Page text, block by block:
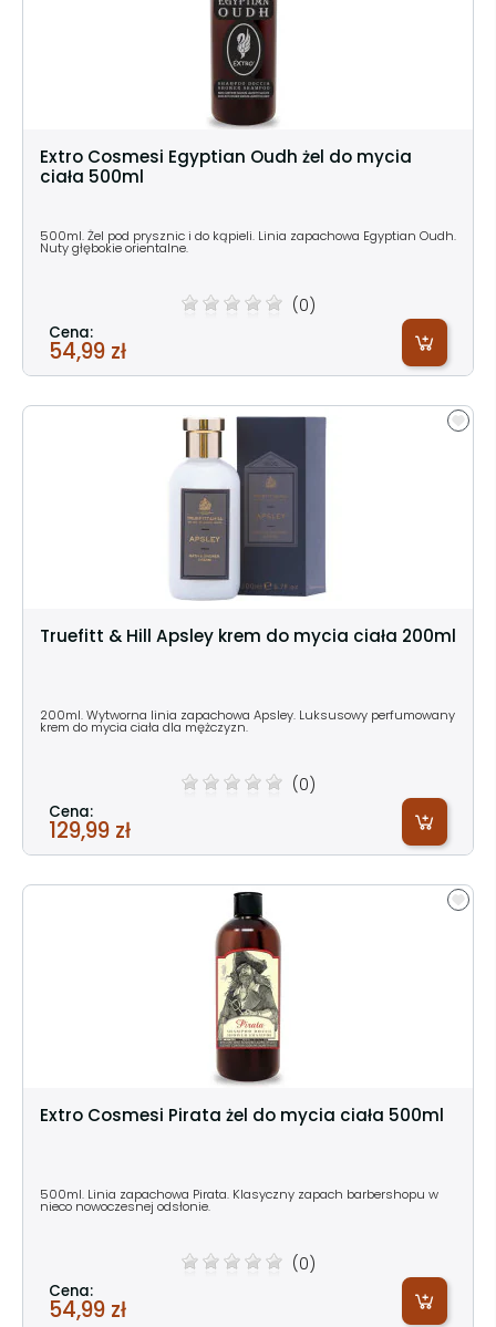
Extro Cosmesi Egyptian Oudh żel do mycia
ciała 500ml
500ml. Żel pod prysznic i do kąpieli. Linia zapachowa Egyptian Oudh.
Nuty głębokie orientalne.
(0)
Cena:
54,99 zł
Truefitt & Hill Apsley krem do mycia ciała 200ml
200ml. Wytworna linia zapachowa Apsley. Luksusowy perfumowany
krem do mycia ciała dla mężczyzn.
(0)
Cena:
129,99 zł
Extro Cosmesi Pirata żel do mycia ciała 500ml
500ml. Linia zapachowa Pirata. Klasyczny zapach barbershopu w
nieco nowoczesnej odsłonie.
(0)
Cena:
54,99 zł